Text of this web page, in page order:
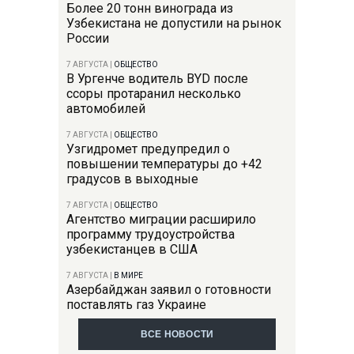
Более 20 тонн винограда из
Узбекистана не допустили на рынок
России
7 АВГУСТА ОБЩЕСТВО
В Ургенче водитель BYD после
ссоры протаранил несколько
автомобилей
7 АВГУСТА ОБЩЕСТВО
Узгидромет предупредил о
повышении температуры до +42
градусов в выходные
7 АВГУСТА ОБЩЕСТВО
Агентство миграции расширило
программу трудоустройства
узбекистанцев в США
7 АВГУСТА В МИРЕ
Азербайджан заявил о готовности
поставлять газ Украине
ВСЕ НОВОСТИ